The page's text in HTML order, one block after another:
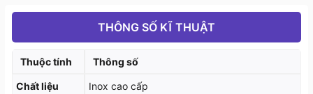
THÔNG SỐ KĨ THUẬT
Thuộc tính Thông số
Chất liệu Inox cao cấp